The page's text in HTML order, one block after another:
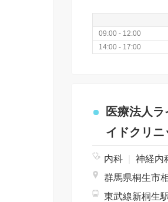
09:00 - 12:00
14:00 - 17:00
医療法人
イドクリニ
内科 神経内
群馬県桐生市